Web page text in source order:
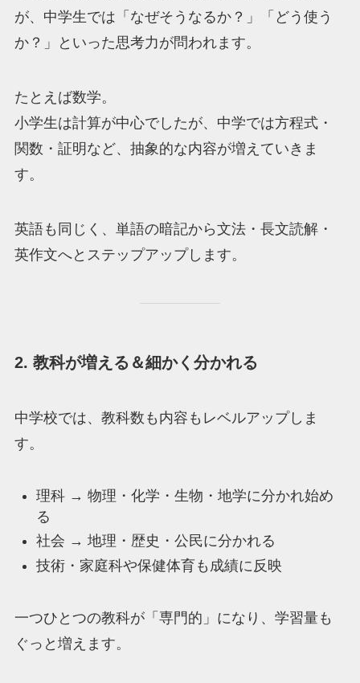
が、中学生では「なぜそうなるか？」「どう使う
か？」といった思考力が問われます。
たとえば数学。
小学生は計算が中心でしたが、中学では方程式・
関数・証明など、抽象的な内容が増えていきま
す。
英語も同じく、単語の暗記から文法・長文読解・
英作文へとステップアップします。
2. 教科が増える＆細かく分かれる
中学校では、教科数も内容もレベルアップしま
す。
理科 → 物理・化学・生物・地学に分かれ始め
る
社会 → 地理・歴史・公民に分かれる
技術・家庭科や保健体育も成績に反映
一つひとつの教科が「専門的」になり、学習量も
ぐっと増えます。